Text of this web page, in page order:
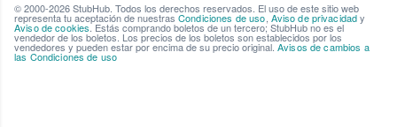
© 2000-2026 StubHub. Todos los derechos reservados. El uso de este sitio web
representa tu aceptación de nuestras Condiciones de uso Aviso de privacidady
Aviso de cookies. Estás comprando boletos de un tercero; StubHub no es el
vendedor de los boletos. Los precios de los boletos son establecidos por los
vendedores y pueden estar por encima de su precio original. Avisos de cambios a
las Condiciones de uso